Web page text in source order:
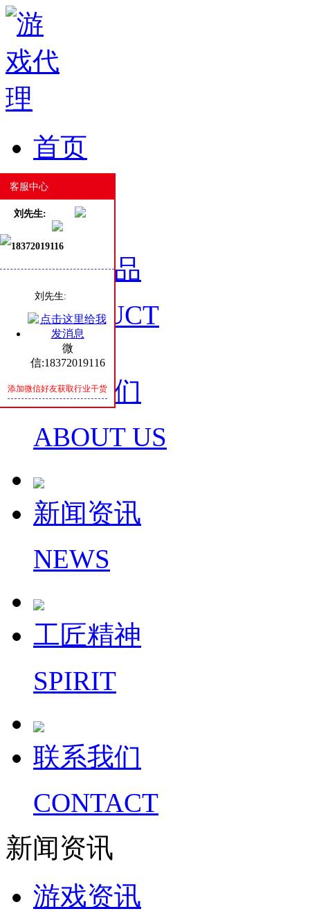
首页
HOME
游戏产品
PRODUCT
关于我们
ABOUT US
新闻资讯
NEWS
工匠精神
SPIRIT
联系我们
CONTACT
新闻资讯
游戏资讯
客服中心
刘先生:
18372019116
刘先生:
微
信:18372019116
添加微信好友获取行业干货